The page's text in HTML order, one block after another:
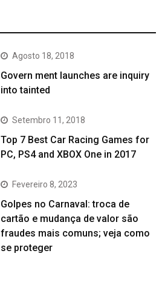
Agosto 18, 2018
Govern ment launches are inquiry
into tainted
Setembro 11, 2018
Top 7 Best Car Racing Games for
PC, PS4 and XBOX One in 2017
Fevereiro 8, 2023
Golpes no Carnaval: troca de
cartão e mudança de valor são
fraudes mais comuns; veja como
se proteger